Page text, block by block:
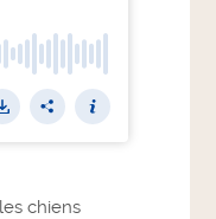
chiens